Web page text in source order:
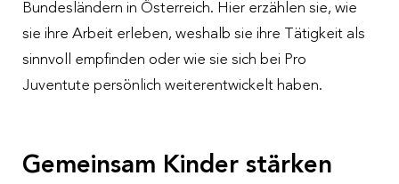
Kondolenzspende
Vermächtnis
Social Active Day
Was wir tun
Unsere Werte
Geschichte
Jobs und Karriere
Aktuelle Stellenangebote
Bundesländern in Österreich. Hier erzählen sie, wie
sie ihre Arbeit erleben, weshalb sie ihre Tätigkeit als
sinnvoll empfinden oder wie sie sich bei Pro
Juventute persönlich weiterentwickelt haben.
Gemeinsam Kinder stärken